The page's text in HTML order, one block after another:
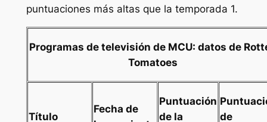
puntuaciones más altas que la temporada 1.
Programas de televisión de MCU: datos de
Tomatoes
Título
Fecha de
Puntuación
de la
de